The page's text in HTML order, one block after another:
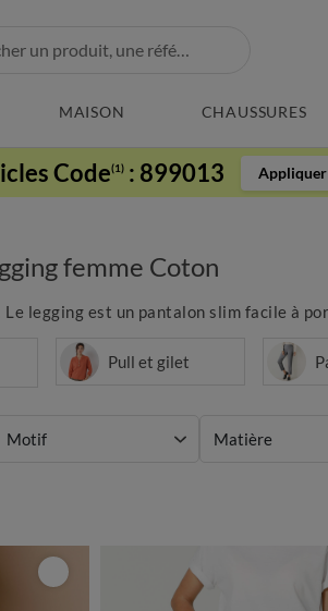
MAISON CHAUSSURES
Code(1) : 899013 Appliquer
femme Coton
legging est un pantalon slim facile à
Pull et gilet
Motif Matière